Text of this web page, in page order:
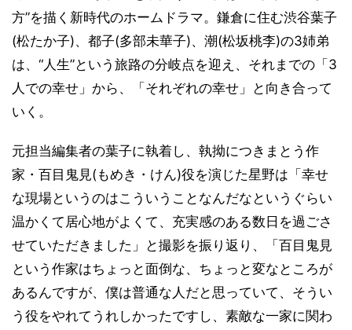
方”を描く新時代のホームドラマ。鎌倉に住む渋谷葉子
(松たか子)、都子(多部未華子)、潮(松坂桃李)の3姉弟
は、“人生”という旅路の分岐点を迎え、それまでの「3
人での幸せ」から、「それぞれの幸せ」と向き合って
いく。
元担当編集者の葉子に執着し、執拗につきまとう作
家・百目鬼見(もめき・けん)役を演じた星野は「幸せ
な現場というのはこういうことなんだなというぐらい
温かくて居心地がよくて、充実感のある数日を過ごさ
せていただきました」と撮影を振り返り、「百目鬼見
という作家はちょっと面倒な、ちょっと変なところが
あるんですが、僕は普通な人だと思っていて、そうい
う役をやれてうれしかったですし、素敵な一家に関わ